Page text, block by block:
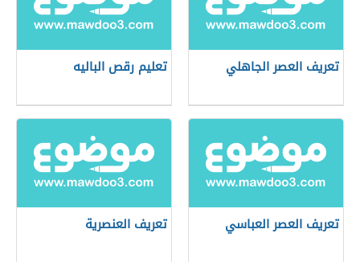
تعريف العصر الجاهلي تعليم رقص الباليه
تعريف العصر العباسي تعريف العنصرية